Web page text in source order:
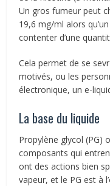
Un gros fumeur peut
19,6 mg/ml alors
contenter d’une
Cela permet de se
motivés, ou les
électronique, un e-
La base du liquide
Propylène glycol (PG)
composants qui
ont des actions bien
vapeur, et le PG est à